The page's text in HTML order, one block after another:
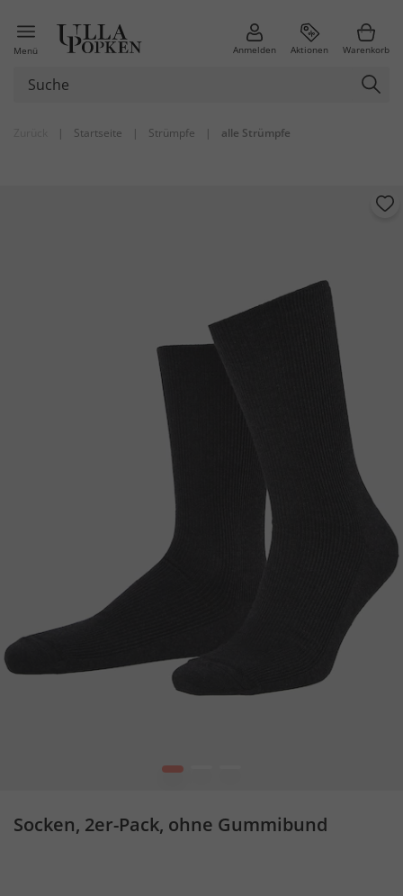
Menü Anmelden Aktionen Warenkorb
| Startseite | Strümpfe | alle Strümpfe
1
Socken, 2er-Pack, ohne Gummibund